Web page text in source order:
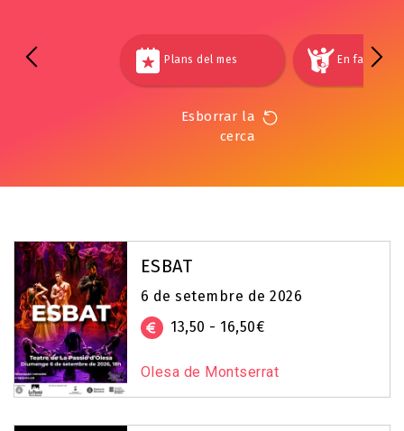
Plans del mes En família
Esborrar la
cerca
ESBAT
6 de setembre de 2026
13,50 - 16,50€
Olesa de Montserrat